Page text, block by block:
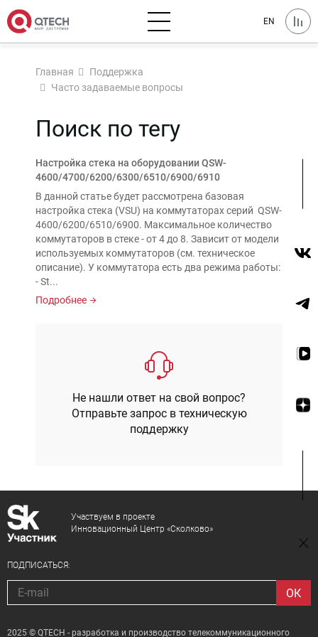
EN
Главная
Поддержка
Часто задаваемые вопросы
Поиск по тегу
Настройка стека на оборудовании QSW-
4600/4700/6200/6300/6510/6900/6910
В данной статье будет рассмотрена базовая
настройка стека (VSU) на коммутаторах серий QSW-
4600/6200/6510/6900. Максимальное количество
коммутаторов в стеке - от 4 до 8. Зависит от модели
используемых коммутаторов (см. техническое
описание). У коммутатора есть два режима работы:
- St...
Подробнее
Не нашли ответ на свой вопрос?
Отправьте запрос в техническую
поддержку
Участвуем в проекте
Инновационный Центр «Сколково»
ПОДПИСАТЬСЯ:
2025 © QTECH - разработка и производство телекоммуникационного